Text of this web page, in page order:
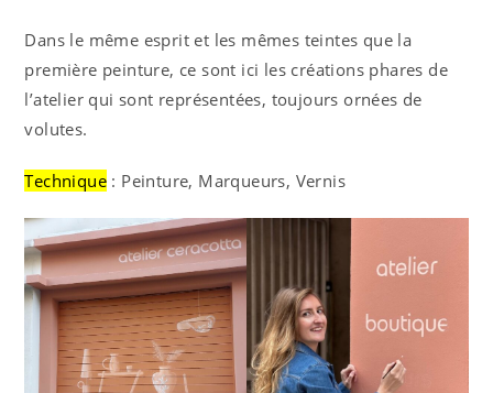
Dans le même esprit et les mêmes teintes que la
première peinture, ce sont ici les créations phares de
l’atelier qui sont représentées, toujours ornées de
volutes.
Technique : Peinture, Marqueurs, Vernis